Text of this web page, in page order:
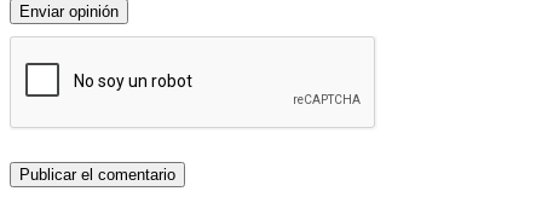
Enviar opinión